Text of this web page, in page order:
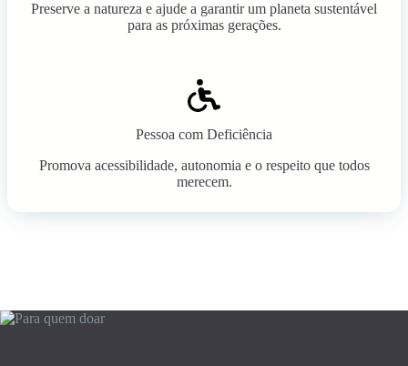
Preserve a natureza e ajude a garantir um planeta sustentável
para as próximas gerações.
Pessoa com Deficiência
Promova acessibilidade, autonomia e o respeito que todos
merecem.